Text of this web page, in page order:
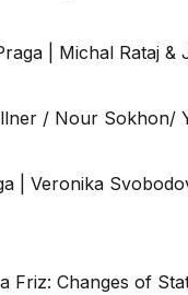
| Michal Rataj
/ Nour Sokhon/
| Veronika
Friz: Changes of